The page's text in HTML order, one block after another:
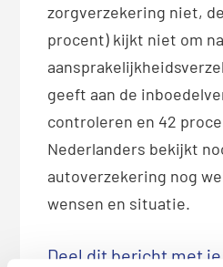
zorgverzekering niet,
procent) kijkt niet om
geeft aan de
controleren en 42
Nederlanders bekijkt
autoverzekering nog
wensen en situatie.
Deel dit bericht met